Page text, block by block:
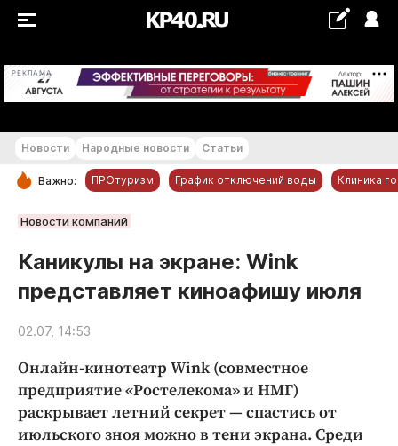
РЕКЛАМА +20...+21 °С
РУБРИКИ
Новости компаний
Статьи
Народные новости
Авто и транспорт
Благоустройство
Криминал
Культура
Новости Народные новости Статьи
Важно: ПРОтуризм График отключений воды Клиника
Новости компаний
Каникулы на экране: Wink
представляет киноафишу июля
02.07, 14:53
Онлайн-кинотеатр Wink (совместное
предприятие «Ростелекома» и НМГ)
раскрывает летний секрет — спастись от
июльского зноя можно в тени экрана. Среди